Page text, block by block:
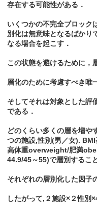
存在する可能性がある．
いくつかの不完全ブロック
別化は無意味となるばかり
なる場合を起こす．
この状態を避けるために，
層化のために考慮すべき唯
そしてそれは対象とした評
である．
どのくらい多くの層を増や
つの施設,性別(男／女).
高体重overweight/肥満
44.9/45～55)で層別するこ
それぞれの層別化した因子
したがって,２施設×２性別